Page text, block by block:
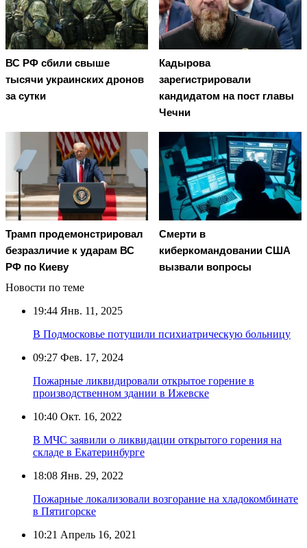
ВС РФ сбили свыше
тысячи украинских дронов
за сутки
Кадырова
зарегистрировали
кандидатом на пост главы
Чечни
Трамп продемонстрировал
безразличие к ударам ВС
РФ по Киеву
Смерти в
киберкомандовании США
вызвали вопросы
Новости по теме
19:44 Янв. 11, 2025
В Подмосковье потушили психиатрическую больницу
09:27 Фев. 17, 2024
Пожарные ликвидировали открытое горение в
производственном здании в Ижевске
10:40 Окт. 16, 2022
В МЧС заявили о ликвидации открытого горения на
складе в Екатеринбурге
18:08 Янв. 29, 2022
Пожарные локализовали возгорание на хладокомбинате
в Пятигорске
10:21 Апрель 16, 2021